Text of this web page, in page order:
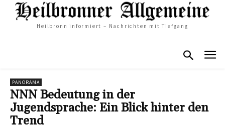
Heilbronn informiert – Nachrichten mit Tiefgang
PANORAMA
NNN Bedeutung in der
Jugendsprache: Ein Blick hinter den
Trend